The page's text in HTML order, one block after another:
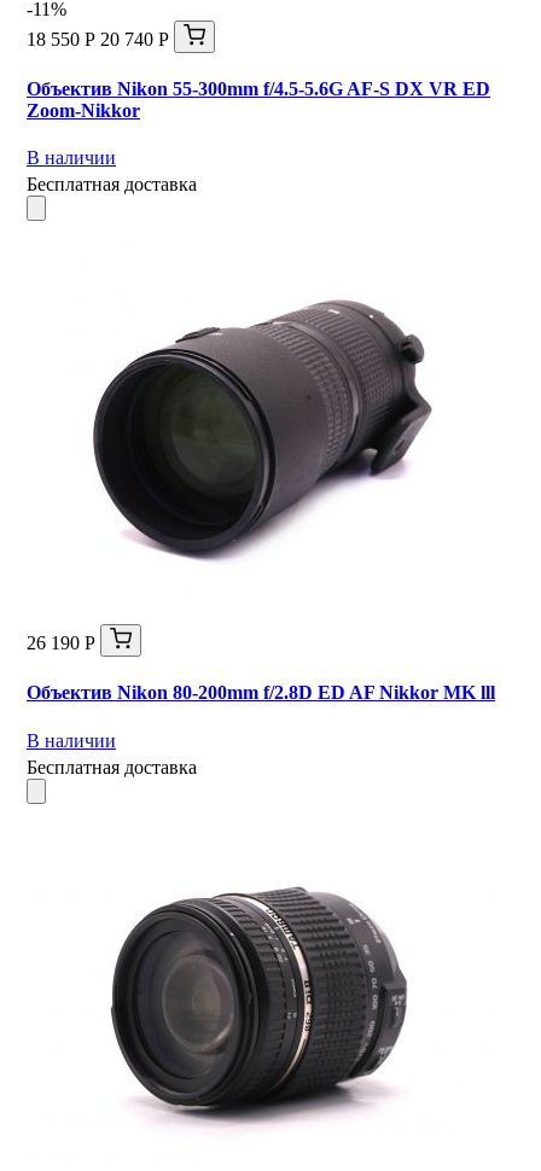
-11%
18 550 Р 20 740 Р
Объектив Nikon 55-300mm f/4.5-5.6G AF-S DX VR ED
Zoom-Nikkor
В наличии
Бесплатная доставка
26 190 Р
Объектив Nikon 80-200mm f/2.8D ED AF Nikkor MK lll
В наличии
Бесплатная доставка